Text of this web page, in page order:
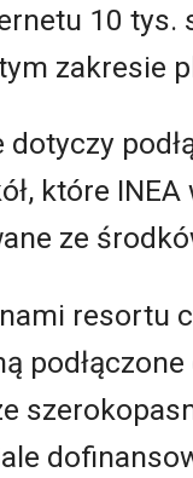
10 tys.
zakresie
dotyczy
które
ze
resortu